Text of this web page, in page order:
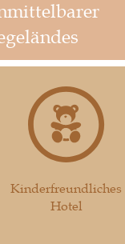
Kinderfreundliches
Hotel